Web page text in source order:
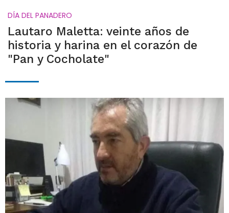
DÍA DEL PANADERO
Lautaro Maletta: veinte años de
historia y harina en el corazón de
"Pan y Cocholate"